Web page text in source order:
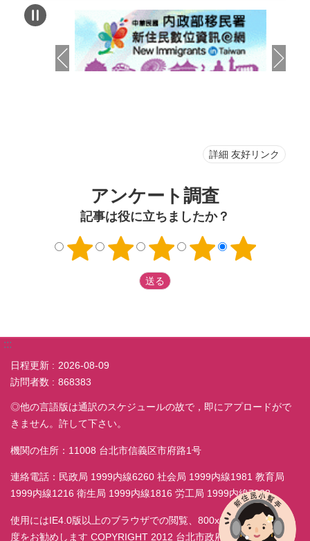
詳細 友好リンク
アンケート調査
記事は役に立ちましたか？
:::
日程更新
2026-08-09
訪問者数
868383
◎他の言語版は通訳のスケジュールの故で，即にアプロードがで
きません。許して下さい。
機関の住所：11008 台北市信義区市府路1号
連絡電話：民政局 1999内線6260 社会局 1999内線1981 教育局
1999内線1216 衛生局 1999内線1816 労工局 1999内線7038
使用にはIE4.0版以上のブラウザでの閲覧、800x600モニター解析
度をお勧めします COPYRIGHT 2012 台北市政府民政局 ALL